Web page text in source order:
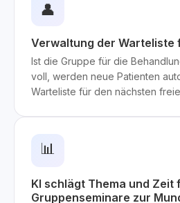
👤
Verwaltung der Warteliste
Ist die Gruppe für die
voll, werden neue Patienten
Warteliste für den nächsten
📊
KI schlägt Thema und Zeit
Gruppenseminare zur